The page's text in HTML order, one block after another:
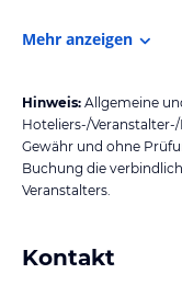
Mehr anzeigen
Hinweis: Allgemeine
Hoteliers-/
Gewähr und ohne
Buchung die
Veranstalters.
Kontakt